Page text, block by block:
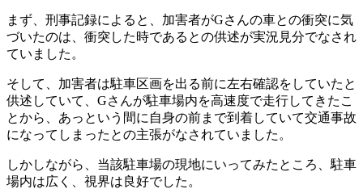
まず、刑事記録によると、加害者がGさんの車との衝突に気
づいたのは、衝突した時であるとの供述が実況見分でなされ
ていました。
そして、加害者は駐車区画を出る前に左右確認をしていたと
供述していて、Gさんが駐車場内を高速度で走行してきたこ
とから、あっという間に自身の前まで到着していて交通事故
になってしまったとの主張がなされていました。
しかしながら、当該駐車場の現地にいってみたところ、駐車
場内は広く、視界は良好でした。